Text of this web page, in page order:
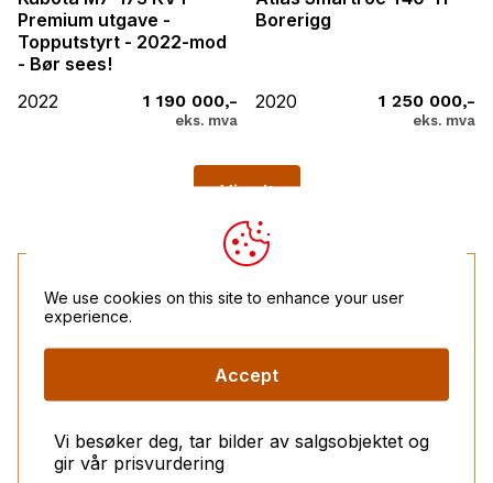
Premium utgave -
Topputstyrt - 2022-mod
- Bør sees!
2022
1 190 000,-
eks. mva
Borerigg
2020 1 250 000,-
eks. mva
Vis alt
En enkel prosess uten risiko
Vi besøker deg, tar bilder av salgsobjektet og
gir vår prisvurdering
We use cookies on this site to enhance your user
experience.
Accept